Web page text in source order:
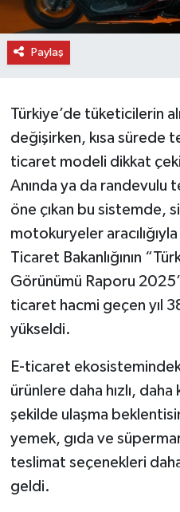
Paylaş
Türkiye’de tüketicilerin
değişirken, kısa sürede
ticaret modeli dikkat
Anında ya da randevulu
öne çıkan bu sistemde,
motokuryeler
Ticaret Bakanlığının
Görünümü Raporu
ticaret hacmi geçen yıl
yükseldi.
E-ticaret
ürünlere daha hızlı,
şekilde ulaşma
yemek, gıda ve
teslimat seçenekleri
geldi.
İhsangazi Haberleri
İnebolu Haberleri
Merkez Haberleri
Pınarbaşı Haberleri
Şenpazar Haberleri
Seydiler Haberleri
Tosya Haberleri
Karadeniz Haberleri
Ulusal Haberler
Teknoloji Haberleri